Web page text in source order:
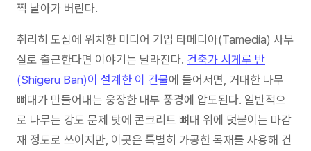
쩍 날아가 버린다.
취리히 도심에 위치한 미디어 기업 타메디아(Tamedia) 사무
실로 출근한다면 이야기는 달라진다. 건축가 시게루 반
(Shigeru Ban)이 설계한 이 건물에 들어서면, 거대한 나무
뼈대가 만들어내는 웅장한 내부 풍경에 압도된다. 일반적으
로 나무는 강도 문제 탓에 콘크리트 뼈대 위에 덧붙이는 마감
재 정도로 쓰이지만, 이곳은 특별히 가공한 목재를 사용해 건